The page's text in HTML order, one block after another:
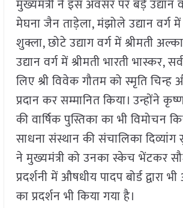
मुख्यमंत्री ने इस अवसर पर बड़े उद्यान
मेघना जैन ताड़ेला, मंझोले उद्यान वर्ग में
शुक्ला, छोटे उद्याग वर्ग में श्रीमती
उद्यान वर्ग में श्रीमती भारती भास्कर,
लिए श्री विवेक गौतम को स्मृति चिन्ह
प्रदान कर सम्मानित किया। उन्होंने
की वार्षिक पुस्तिका का भी विमोचन
साधना संस्थान की संचालिका दिव्यांग
ने मुख्यमंत्री को उनका स्केच भेंटकर
प्रदर्शनी में औषधीय पादप बोर्ड द्वारा
का प्रदर्शन भी किया गया है।